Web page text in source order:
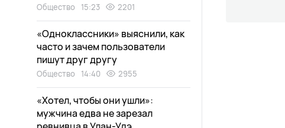
Общество 15:23 2201
«Одноклассники» выяснили, как
часто и зачем пользователи
пишут друг другу
Общество 14:40 2955
«Хотел, чтобы они ушли»:
мужчина едва не зарезал